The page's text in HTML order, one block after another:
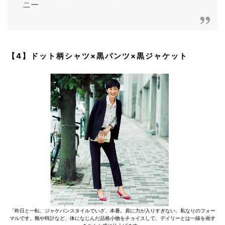
ニー
【4】ドット柄シャツ×黒パンツ×黒ジャケット
「昨日と一転、ジャケパンスタイルでいざ、本番。肩に力が入りすぎない、私なりのフォー
マルです。靴や時計など、体になじんだ品格小物をチョイスして、デイリーとは一線を画す